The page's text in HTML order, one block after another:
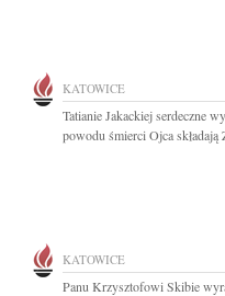
KATOWICE
Tatianie Jakackiej serdeczne
powodu śmierci Ojca składają
KATOWICE
Panu Krzysztofowi Skibie